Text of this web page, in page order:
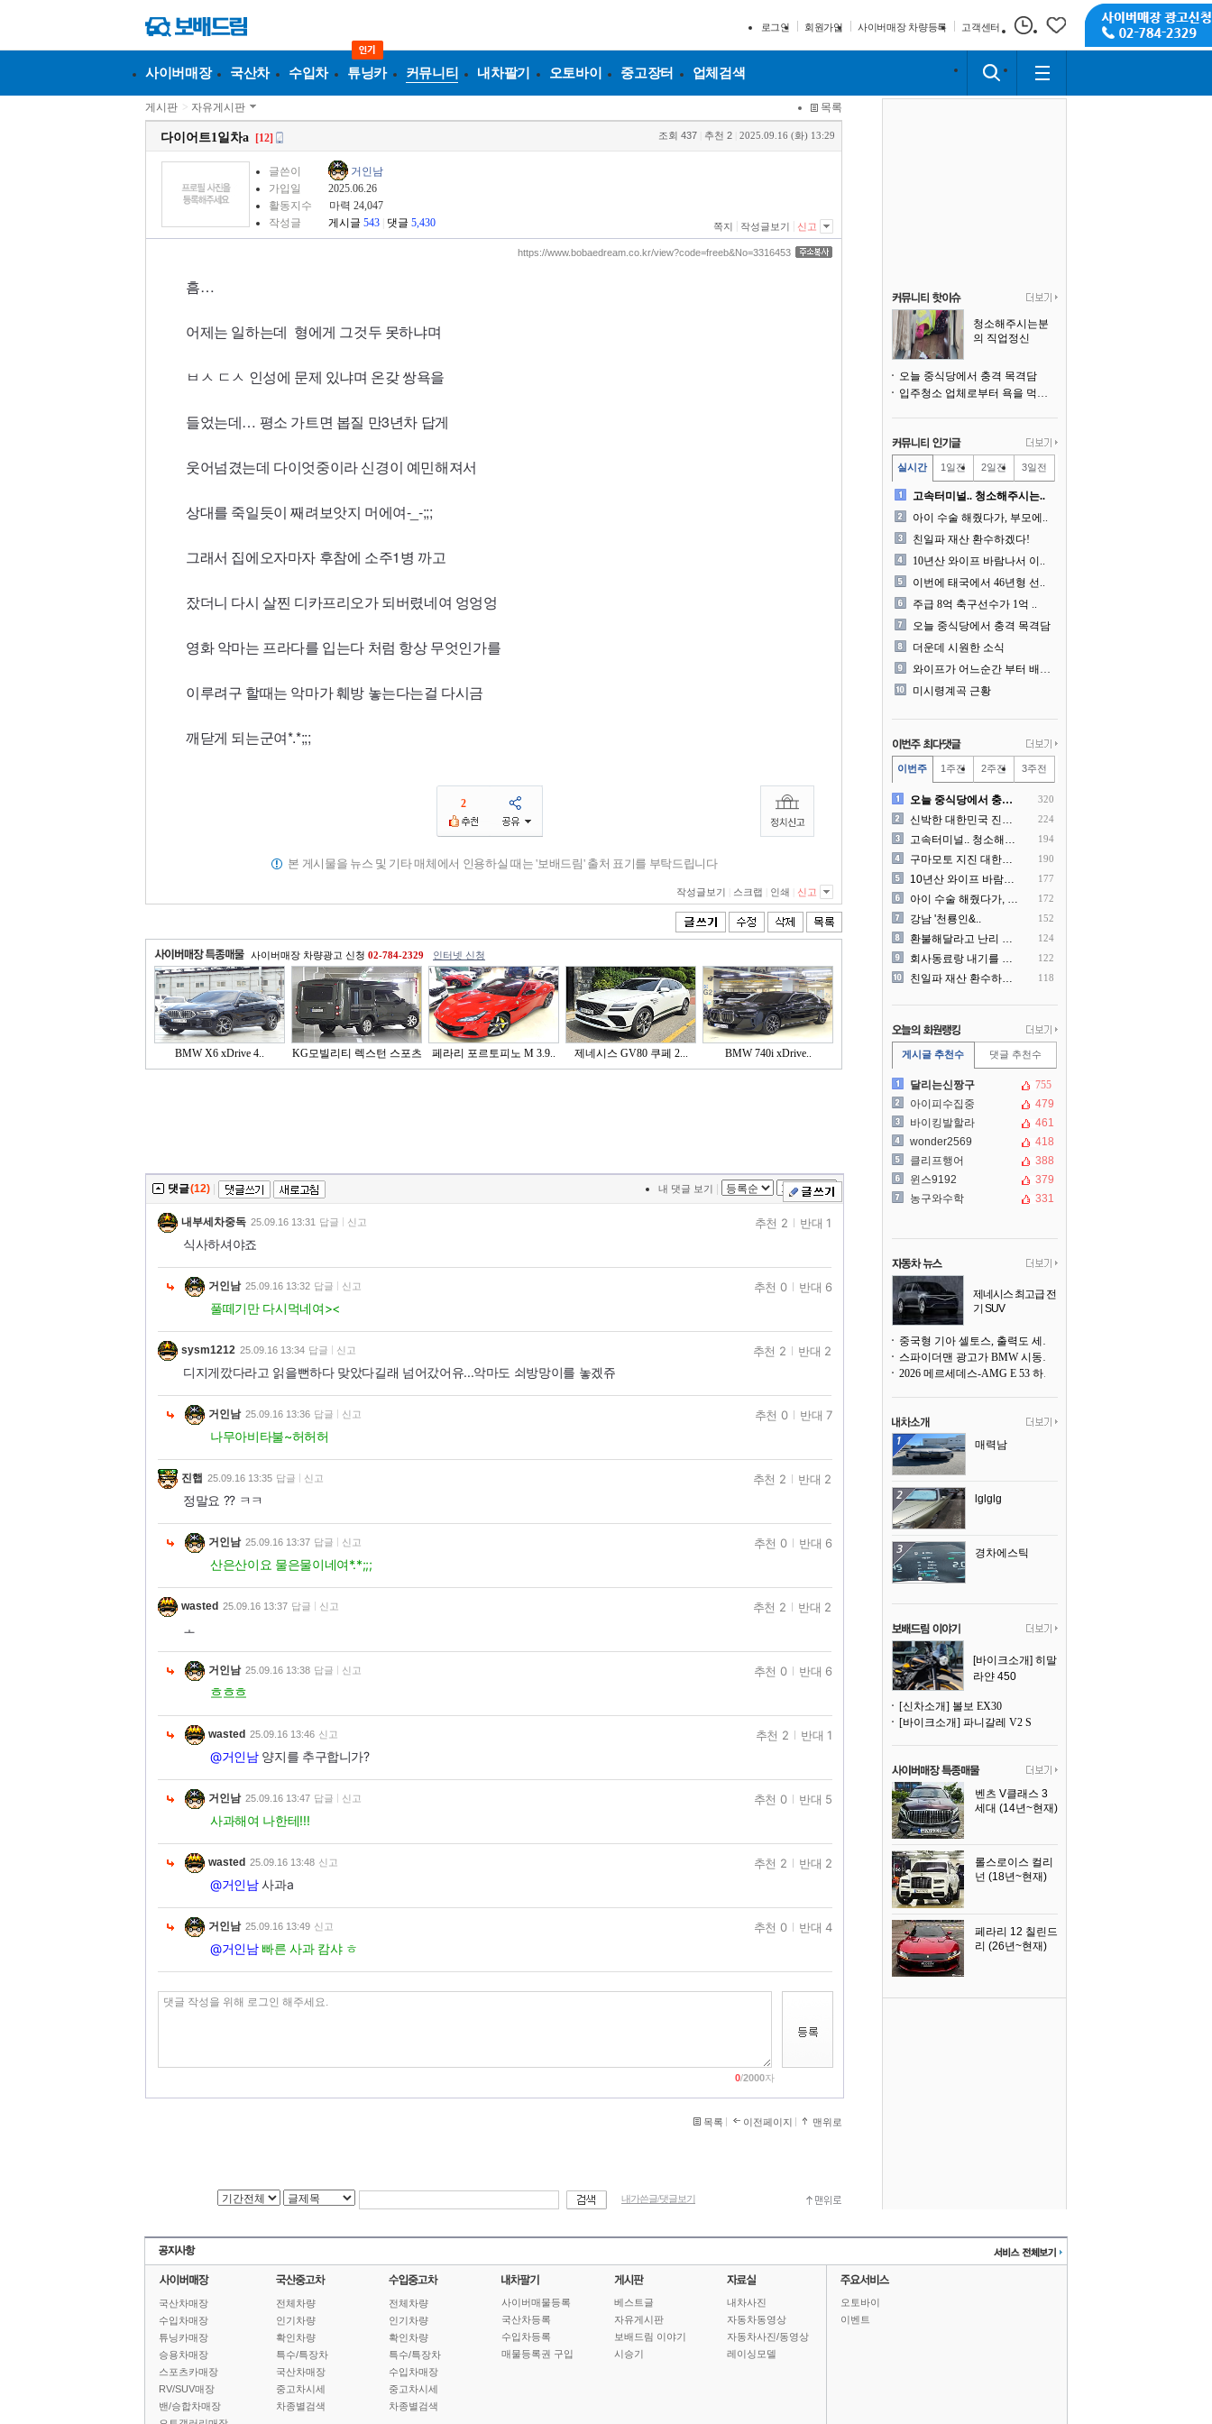
로그인 회원가입 사이버매장 차량등록 고객센터
사이버매장 국산차 수입차 튜닝카 커뮤니티 내차팔기 오토바이 중고장터 업체검색
게시판 > 자유게시판 목록
다이어트1일차a [12] 조회 437 추천 2 2025.09.16 (화) 13:29
글쓴이
거인남
가입일
2025.06.26
활동지수
마력 24,047
작성글
게시글 543 댓글 5,430 쪽지 작성글보기 신고
https://www.bobaedream.co.kr/view?code=freeb&No=3316453
흠…
어제는 일하는데 형에게 그것두 못하냐며
ㅂㅅ ㄷㅅ 인성에 문제 있냐며 온갖 쌍욕을
들었는데… 평소 가트면 봅질 만3년차 답게
웃어넘겼는데 다이엇중이라 신경이 예민해져서
상대를 죽일듯이 째려보앗지 머에여-_-;;;
그래서 집에오자마자 후참에 소주1병 까고
잤더니 다시 살찐 디카프리오가 되버렸네여 엉엉엉
영화 악마는 프라다를 입는다 처럼 항상 무엇인가를
이루려구 할때는 악마가 훼방 놓는다는걸 다시금
깨닫게 되는군여*.*;;;
2
본 게시물을 뉴스 및 기타 매체에서 인용하실 때는 '보배드림' 출처 표기를 부탁드립니다
작성글보기 스크랩 인쇄 신고
사이버매장 차량광고 신청 02-784-2329 인터넷 신청
BMW X6 xDrive 4..
KG모빌리티 렉스턴 스포츠
페라리 포르토피노 M 3.9.. 제네시스 GV80 쿠페 2... BMW 740i xDrive..
댓글(12) 내 댓글 보기
내부세차중독 25.09.16 13:31 답글 신고
식사하셔야죠
추천 2 반대 1
거인남 25.09.16 13:32 답글 신고
풀떼기만 다시먹네여><
추천 0 반대 6
sysm1212 25.09.16 13:34 답글 신고
디지게깠다라고 읽을뻔하다 맞았다길래 넘어갔어유...악마도 쇠방망이를 놓겠쥬
추천 2 반대 2
거인남 25.09.16 13:36 답글 신고
나무아비타불~허허허
추천 0 반대 7
진햅 25.09.16 13:35 답글 신고
정말요 ?? ㅋㅋ
추천 2 반대 2
거인남 25.09.16 13:37 답글 신고
산은산이요 물은물이네여*.*;;;
추천 0 반대 6
wasted 25.09.16 13:37 답글 신고
ㅗ
추천 2 반대 2
거인남 25.09.16 13:38 답글 신고
흐흐흐
추천 0 반대 6
wasted 25.09.16 13:46 신고
@거인남양지를 추구합니가?
추천 2 반대 1
거인남 25.09.16 13:47 답글 신고
사과해여 나한테!!!
추천 0 반대 5
wasted 25.09.16 13:48 신고
@거인남사과a
추천 2 반대 2
거인남 25.09.16 13:49 신고
@거인남빠른 사과 캄샤 ㅎ
추천 0 반대 4
0/2000자
목록 이전페이지 맨위로
내가쓴글/댓글보기
청소해주시는분
의 직업정신
오늘 중식당에서 충격 목격담
입주청소 업체로부터 욕을 먹고 있습니다
실시간 1일전 2일전 3일전
고속터미널.. 청소해주시는..
아이 수술 해줬다가, 부모에..
친일파 재산 환수하겠다!
10년산 와이프 바람나서 이..
이번에 태국에서 46년형 선..
주급 8억 축구선수가 1억 ..
오늘 중식당에서 충격 목격담
더운데 시원한 소식
와이프가 어느순간 부터 배달..
미시령계곡 근황
이번주 1주전 2주전 3주전
오늘 중식당에서 충격 목격담 320
신박한 대한민국 진상 근황 224
고속터미널.. 청소해주시는.. 194
구마모토 지진 대한항공 생수.. 190
10년산 와이프 바람나서 이.. 177
아이 수술 해줬다가, 부모에.. 172
강남 '천룡인&.. 152
환불해달라고 난리 난 미국 .. 124
회사동료랑 내기를 했습니다 122
친일파 재산 환수하겠다! 118
게시글 추천수 댓글 추천수
달리는신짱구
755
아이피수집중
479
바이킹발할라
461
wonder2569
418
클리프행어
388
윈스9192
379
농구와수학
331
제네시스 최고급 전
기 SUV
중국형 기아 셀토스, 출력도 세지고 27인치 초대형 디스플레이까지
스파이더맨 광고가 BMW 시동화면을 점령하다, 오너들은 불만
2026 메르세데스-AMG E 53 하이브리드 왜건 시승기
매력남
lglglg
경차에스틱
[바이크소개] 히말
라얀 450
[신차소개] 볼보 EX30
[바이크소개] 파니갈레 V2 S
벤츠 V클래스 3
세대 (14년~현재)
롤스로이스 컬리
넌 (18년~현재)
페라리 12 칠린드
리 (26년~현재)
국산차매장
수입차매장
튜닝카매장
승용차매장
스포츠카매장
RV/SUV매장
밴/승합차매장
전체차량
인기차량
확인차량
특수/특장차
국산차매장
중고차시세
차종별검색
전체차량
인기차량
확인차량
특수/특장차
수입차매장
중고차시세
차종별검색
사이버매물등록
국산차등록
수입차등록
매물등록권 구입
베스트글
자유게시판
보배드림 이야기
시승기
내차사진
자동차동영상
자동차사진/동영상
레이싱모델
오토바이
이벤트